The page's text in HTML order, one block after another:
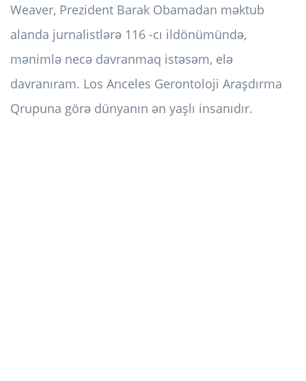
Weaver, Prezident Barak Obamadan məktub
alanda jurnalistlərə 116 -cı ildönümündə,
mənimlə necə davranmaq istəsəm, elə
davranıram. Los Anceles Gerontoloji Araşdırma
Qrupuna görə dünyanın ən yaşlı insanıdır.